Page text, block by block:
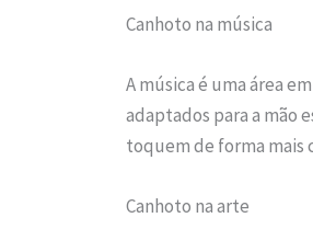
Canhoto na música
A música é uma área
adaptados para a mão
toquem de forma mais
Canhoto na arte